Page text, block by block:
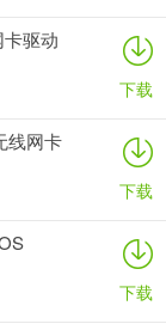
驱动
下载
线网卡
下载
下载